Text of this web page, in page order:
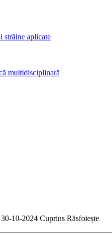
aplicate
multidisciplinară
30-10-2024 Cuprins Răsfoiește